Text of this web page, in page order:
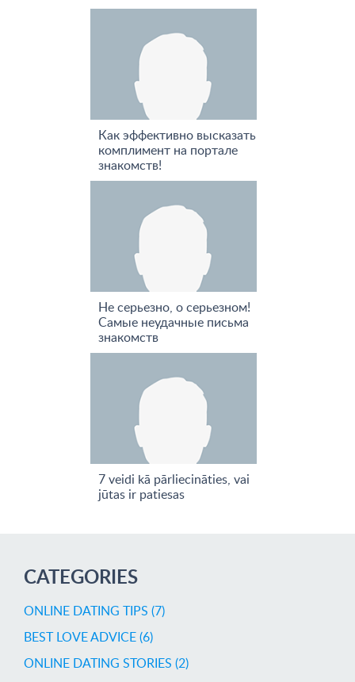
Как эффективно высказать
комплимент на портале
знакомств!
Не серьезно, о серьезном!
Самые неудачные письма
знакомств
7 veidi kā pārliecināties, vai
jūtas ir patiesas
CATEGORIES
ONLINE DATING TIPS (7)
BEST LOVE ADVICE (6)
ONLINE DATING STORIES (2)